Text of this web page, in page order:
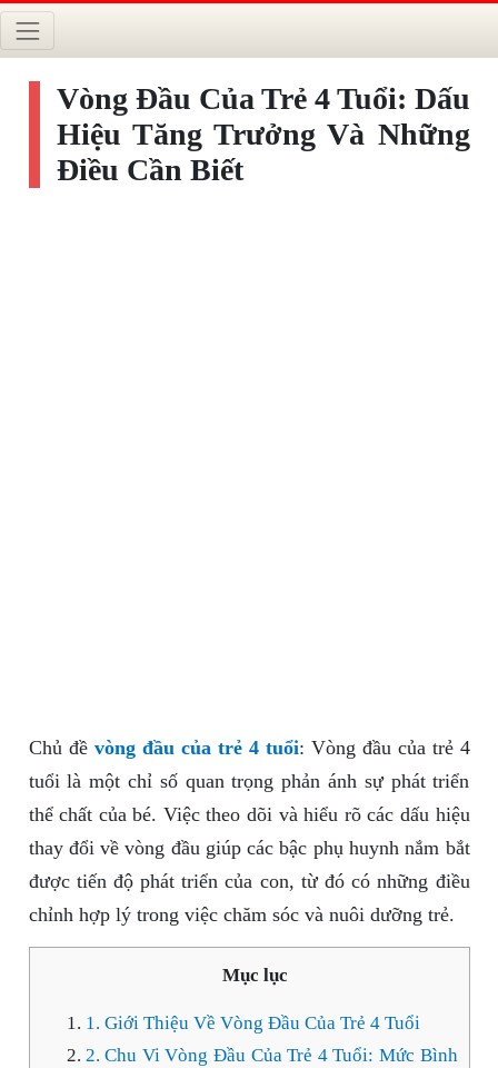
Vòng Đầu Của Trẻ 4 Tuổi: Dấu
Hiệu Tăng Trưởng Và Những
Điều Cần Biết
Chủ đề vòng đầu của trẻ 4 tuổi: Vòng đầu của trẻ 4
tuổi là một chỉ số quan trọng phản ánh sự phát triển
thể chất của bé. Việc theo dõi và hiểu rõ các dấu hiệu
thay đổi về vòng đầu giúp các bậc phụ huynh nắm bắt
được tiến độ phát triển của con, từ đó có những điều
chỉnh hợp lý trong việc chăm sóc và nuôi dưỡng trẻ.
Mục lục
1. Giới Thiệu Về Vòng Đầu Của Trẻ 4 Tuổi
2. Chu Vi Vòng Đầu Của Trẻ 4 Tuổi: Mức Bình